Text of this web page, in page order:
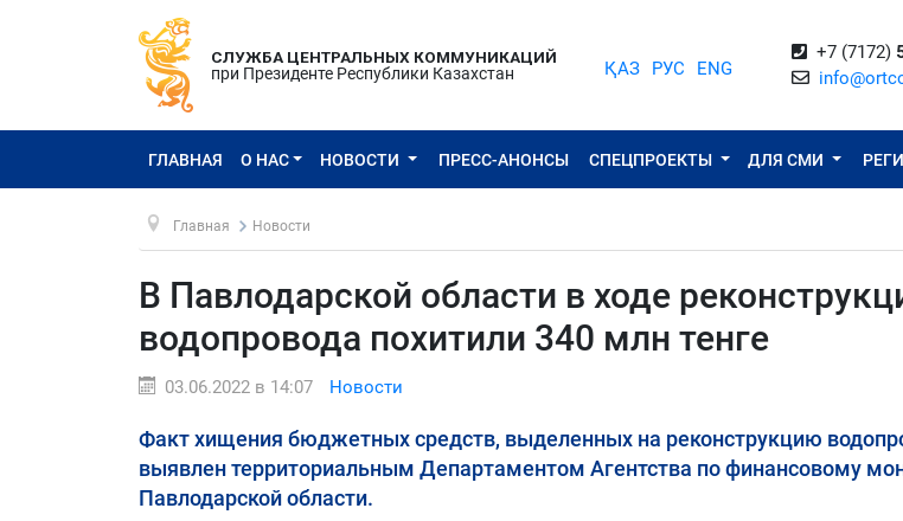
СЛУЖБА ЦЕНТРАЛЬНЫХ КОММУНИКАЦИЙ
при Президенте Республики Казахстан
ҚАЗ РУС ENG
+7 (7172)
ГЛАВНАЯ О НАС НОВОСТИ ПРЕСС-АНОНСЫ СПЕЦПРОЕКТЫ ДЛЯ СМИ
Главная Новости
В Павлодарской области в ходе
водопровода похитили 340 млн тенге
03.06.2022 в 14:07 Новости
Факт хищения бюджетных средств, выделенных на реконструкцию
выявлен территориальным Департаментом Агентства по финансовому
Павлодарской области.